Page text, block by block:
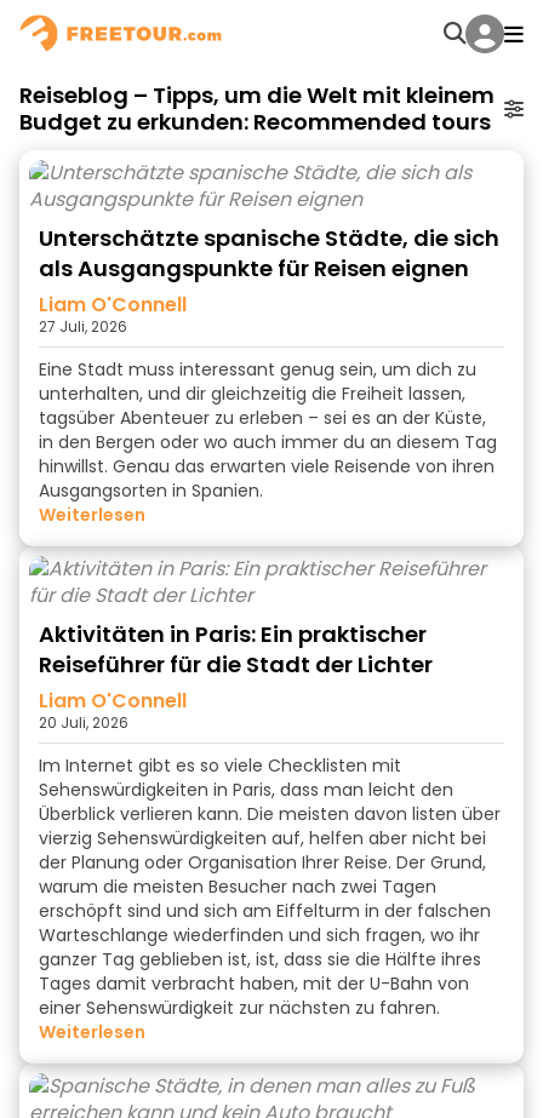
Reiseblog – Tipps, um die Welt mit kleinem
Budget zu erkunden: Recommended tours
Unterschätzte spanische Städte, die sich
als Ausgangspunkte für Reisen eignen
Liam O'Connell
27 Juli, 2026
Eine Stadt muss interessant genug sein, um dich zu
unterhalten, und dir gleichzeitig die Freiheit lassen,
tagsüber Abenteuer zu erleben – sei es an der Küste,
in den Bergen oder wo auch immer du an diesem Tag
hinwillst. Genau das erwarten viele Reisende von ihren
Ausgangsorten in Spanien.
weiterlesen
Aktivitäten in Paris: Ein praktischer
Reiseführer für die Stadt der Lichter
Liam O'Connell
20 Juli, 2026
Im Internet gibt es so viele Checklisten mit
Sehenswürdigkeiten in Paris, dass man leicht den
Überblick verlieren kann. Die meisten davon listen über
vierzig Sehenswürdigkeiten auf, helfen aber nicht bei
der Planung oder Organisation Ihrer Reise. Der Grund,
warum die meisten Besucher nach zwei Tagen
erschöpft sind und sich am Eiffelturm in der falschen
Warteschlange wiederfinden und sich fragen, wo ihr
ganzer Tag geblieben ist, ist, dass sie die Hälfte ihres
Tages damit verbracht haben, mit der U-Bahn von
einer Sehenswürdigkeit zur nächsten zu fahren.
weiterlesen